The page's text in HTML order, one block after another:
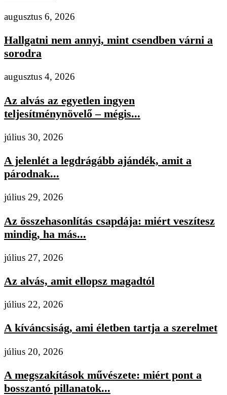
augusztus 6, 2026
Hallgatni nem annyi, mint csendben várni a
sorodra
augusztus 4, 2026
Az alvás az egyetlen ingyen
teljesítménynövelő – mégis...
július 30, 2026
A jelenlét a legdrágább ajándék, amit a
párodnak...
július 29, 2026
Az összehasonlítás csapdája: miért veszítesz
mindig, ha más...
július 27, 2026
Az alvás, amit ellopsz magadtól
július 22, 2026
A kíváncsiság, ami életben tartja a szerelmet
július 20, 2026
A megszakítások művészete: miért pont a
bosszantó pillanatok...